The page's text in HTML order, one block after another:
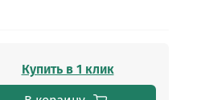
Купить в 1 клик